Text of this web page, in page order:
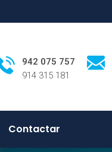
942 075 757
914 315 181
Contactar